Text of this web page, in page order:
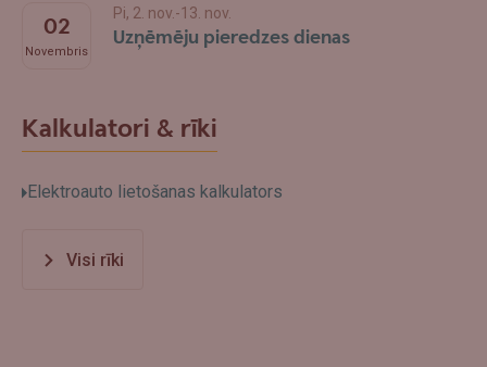
02
Novembris
Pi, 2. nov.-13. nov.
Uzņēmēju pieredzes dienas
Kalkulatori & rīki
Elektroauto lietošanas kalkulators
Visi rīki